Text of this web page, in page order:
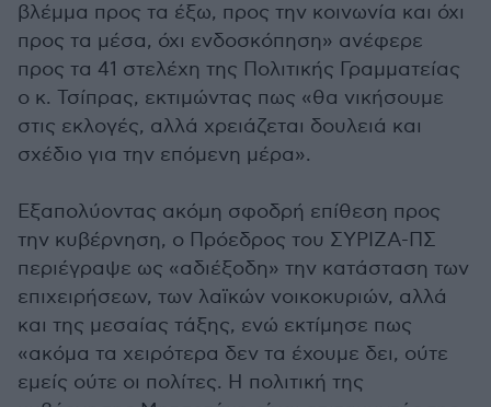
βλέμμα προς τα έξω, προς την κοινωνία και όχι
προς τα μέσα, όχι ενδοσκόπηση» ανέφερε
προς τα 41 στελέχη της Πολιτικής Γραμματείας
ο κ. Τσίπρας, εκτιμώντας πως «θα νικήσουμε
στις εκλογές, αλλά χρειάζεται δουλειά και
σχέδιο για την επόμενη μέρα».
Εξαπολύοντας ακόμη σφοδρή επίθεση προς
την κυβέρνηση, ο Πρόεδρος του ΣΥΡΙΖΑ-ΠΣ
περιέγραψε ως «αδιέξοδη» την κατάσταση των
επιχειρήσεων, των λαϊκών νοικοκυριών, αλλά
και της μεσαίας τάξης, ενώ εκτίμησε πως
«ακόμα τα χειρότερα δεν τα έχουμε δει, ούτε
εμείς ούτε οι πολίτες. Η πολιτική της